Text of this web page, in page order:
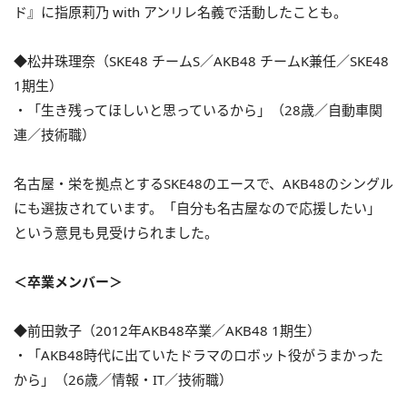
ド』に指原莉乃 with アンリレ名義で活動したことも。
◆松井珠理奈（SKE48 チームS／AKB48 チームK兼任／SKE48
1期生）
・「生き残ってほしいと思っているから」（28歳／自動車関
連／技術職）
名古屋・栄を拠点とするSKE48のエースで、AKB48のシングル
にも選抜されています。「自分も名古屋なので応援したい」
という意見も見受けられました。
＜卒業メンバー＞
◆前田敦子（2012年AKB48卒業／AKB48 1期生）
・「AKB48時代に出ていたドラマのロボット役がうまかった
から」（26歳／情報・IT／技術職）